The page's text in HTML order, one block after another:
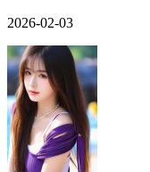
2026-02-03